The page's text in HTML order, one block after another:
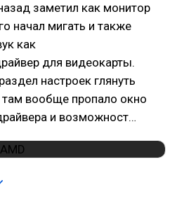
заметил как монитор
начал мигать и также
как
для видеокарты.
настроек глянуть
там вообще пропало окно
и возможност…